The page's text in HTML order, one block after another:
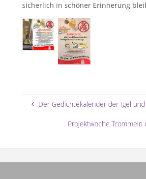
sicherlich in schöner Erinnerung
Der Gedichtekalender der Igel
Projektwoche Trommeln